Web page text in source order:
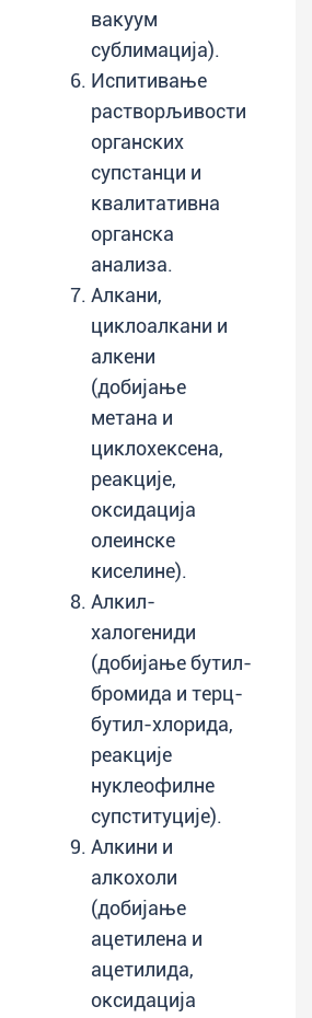
вакуум
сублимација).
Испитивање
растворљивости
органских
супстанци и
квалитативна
органска
анализа.
Алкани,
циклоалкани и
алкени
(добијање
метана и
циклохексена,
реакције,
оксидација
олеинске
киселине).
Алкил-
халогениди
(добијање бутил-
бромида и терц-
бутил-хлорида,
реакције
нуклеофилне
супституције).
Алкини и
алкохоли
(добијање
ацетилена и
ацетилида,
оксидација